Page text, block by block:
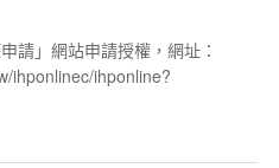
請」網站申請授權，網址：
ihponlinec/ihponline?